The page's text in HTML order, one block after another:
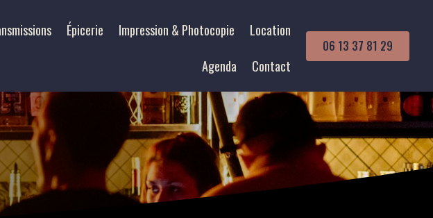
Épicerie Impression & Photocopie
Location
Agenda
Contact
06 13 37 81 29